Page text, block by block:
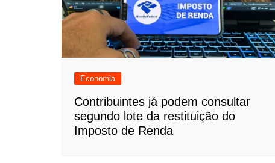
Economia
Contribuintes já podem consultar
segundo lote da restituição do
Imposto de Renda